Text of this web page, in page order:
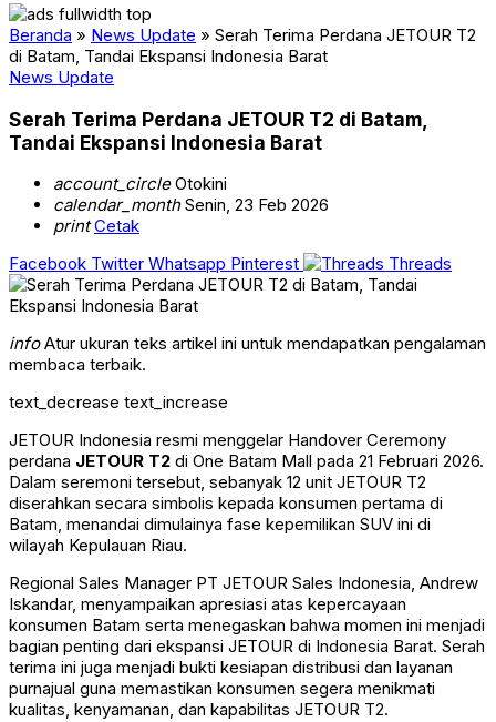
Beranda » News Update » Serah Terima Perdana JETOUR T2
di Batam, Tandai Ekspansi Indonesia Barat
News Update
Serah Terima Perdana JETOUR T2 di Batam,
Tandai Ekspansi Indonesia Barat
account_circleOtokini
calendar_monthSenin, 23 Feb 2026
print Cetak
Facebook Twitter Whatsapp Pinterest Threads
infoAtur ukuran teks artikel ini untuk mendapatkan pengalaman
membaca terbaik.
text_decrease text_increase
JETOUR Indonesia resmi menggelar Handover Ceremony
perdana JETOUR T2 di One Batam Mall pada 21 Februari 2026.
Dalam seremoni tersebut, sebanyak 12 unit JETOUR T2
diserahkan secara simbolis kepada konsumen pertama di
Batam, menandai dimulainya fase kepemilikan SUV ini di
wilayah Kepulauan Riau.
Regional Sales Manager PT JETOUR Sales Indonesia, Andrew
Iskandar, menyampaikan apresiasi atas kepercayaan
konsumen Batam serta menegaskan bahwa momen ini menjadi
bagian penting dari ekspansi JETOUR di Indonesia Barat. Serah
terima ini juga menjadi bukti kesiapan distribusi dan layanan
purnajual guna memastikan konsumen segera menikmati
kualitas, kenyamanan, dan kapabilitas JETOUR T2.